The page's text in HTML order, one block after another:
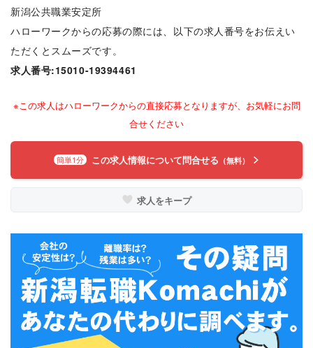
新潟公共職業安定所
ハローワークからの応募の際には、以下の求人番号をお伝えい
ただくとスムーズです。
求人番号:15010-19394461
※この求人はハローワークからの直接応募となりますが、お気軽にお問
合せください
簡単1分 この求人情報について問合せる （無料）
求人をキープ